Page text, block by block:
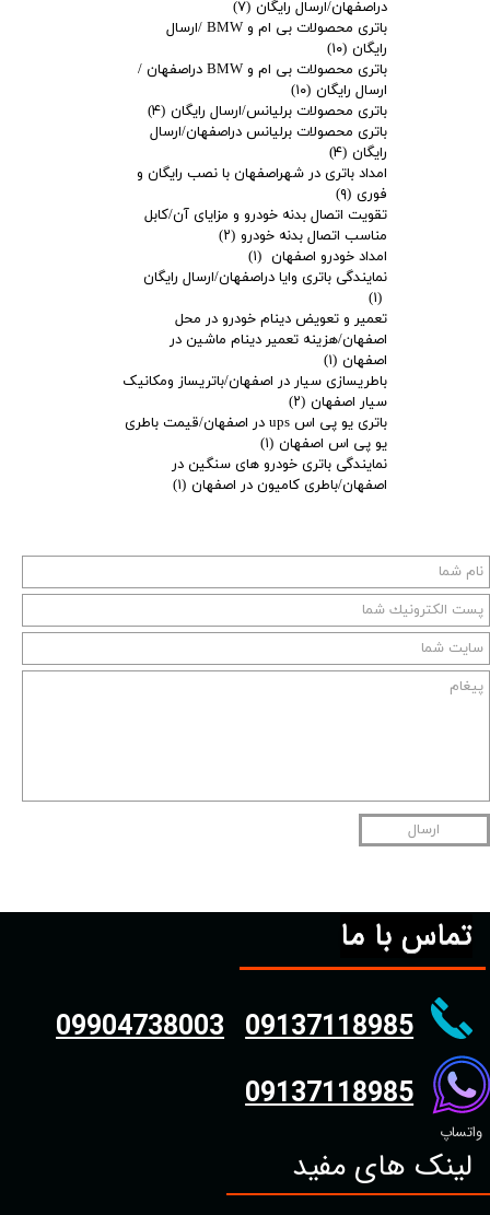
ارسال
دراصفهان/ارسال رایگان (۷)
باتری محصولات بی ام و BMW /ارسال
رایگان (۱۰)
باتری محصولات بی ام و BMW دراصفهان /
ارسال رایگان (۱۰)
باتری محصولات برلیانس/ارسال رایگان (۴)
باتری محصولات برلیانس دراصفهان/ارسال
رایگان (۴)
امداد باتری در شهراصفهان با نصب رایگان و
فوری (۹)
تقویت اتصال بدنه خودرو و مزایای آن/کابل
مناسب اتصال بدنه خودرو (۲)
امداد خودرو اصفهان (۱)
نمایندگی باتری وایا دراصفهان/ارسال رایگان
(۱)
تعمیر و تعویض دینام خودرو در محل
اصفهان/هزینه تعمیر دینام ماشین در
اصفهان (۱)
باطریسازی سیار در اصفهان/باتریساز ومکانیک
سیار اصفهان (۲)
باتری یو پی اس ups در اصفهان/قیمت باطری
یو پی اس اصفهان (۱)
نمایندگی باتری خودرو های سنگین در
اصفهان/باطری کامیون در اصفهان (۱)
تماس با ما
واتساپ
09904738003 09137118985
09137118985
لینک های مفید